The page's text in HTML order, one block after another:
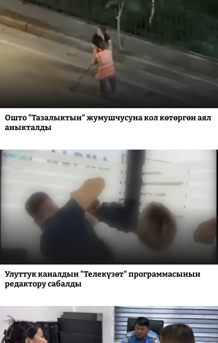
Ошто "Тазалыктын" жумушчусуна кол көтөргөн аял
аныкталды
Улуттук каналдын "Телекүзөт" программасынын
редактору сабалды